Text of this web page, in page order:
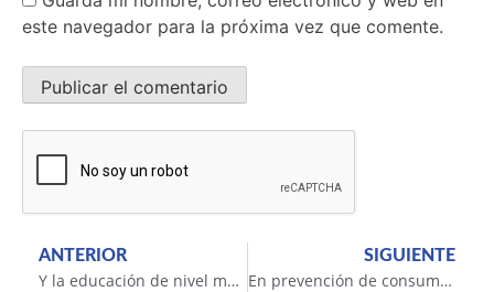
este navegador para la próxima vez que comente.
ANTERIOR
Y la educación de nivel medio
SIGUIENTE
En prevención de consumos problemáticos